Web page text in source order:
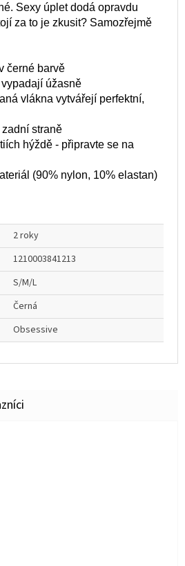
Sexy úplet dodá opravdu
za to je zkusit? Samozřejmě
černé barvě
úžasně
vlákna vytvářejí perfektní,
straně
hýždě - připravte se na
(90% nylon, 10% elastan)
2 roky
1210003841213
S/M/L
Černá
Obsessive
je 5 z 5 hvězdiček.
je 5 z 5 hvězdiček.